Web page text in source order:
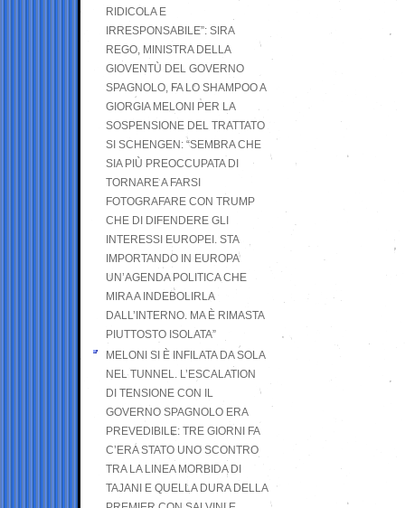
RIDICOLA E
IRRESPONSABILE”: SIRA
REGO, MINISTRA DELLA
GIOVENTÙ DEL GOVERNO
SPAGNOLO, FA LO SHAMPOO A
GIORGIA MELONI PER LA
SOSPENSIONE DEL TRATTATO
SI SCHENGEN: “SEMBRA CHE
SIA PIÙ PREOCCUPATA DI
TORNARE A FARSI
FOTOGRAFARE CON TRUMP
CHE DI DIFENDERE GLI
INTERESSI EUROPEI. STA
IMPORTANDO IN EUROPA
UN’AGENDA POLITICA CHE
MIRA A INDEBOLIRLA
DALL’INTERNO. MA È RIMASTA
PIUTTOSTO ISOLATA”
MELONI SI È INFILATA DA SOLA
NEL TUNNEL. L’ESCALATION
DI TENSIONE CON IL
GOVERNO SPAGNOLO ERA
PREVEDIBILE: TRE GIORNI FA
C’ERA STATO UNO SCONTRO
TRA LA LINEA MORBIDA DI
TAJANI E QUELLA DURA DELLA